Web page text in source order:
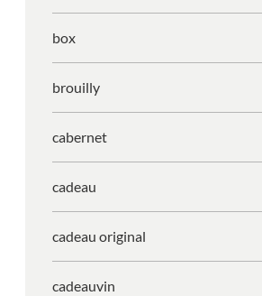
box
brouilly
cabernet
cadeau
cadeau original
cadeauvin